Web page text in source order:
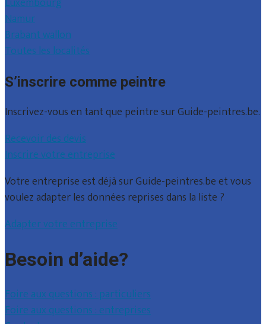
Namur
Brabant wallon
Toutes les localités
S’inscrire comme peintre
Inscrivez-vous en tant que peintre sur Guide-peintres.be.
Recevoir des devis
Inscrire votre entreprise
Votre entreprise est déjà sur Guide-peintres.be et vous
voulez adapter les données reprises dans la liste ?
Adapter votre entreprise
Besoin d’aide?
Foire aux questions : particuliers
Foire aux questions : entreprises